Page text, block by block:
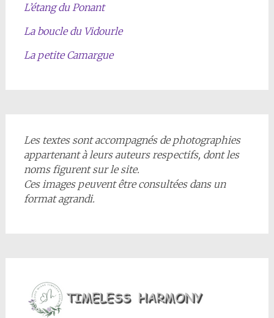
L’étang du Ponant
La boucle du Vidourle
La petite Camargue
Les textes sont accompagnés de photographies
appartenant à leurs auteurs respectifs, dont les
noms figurent sur le site.
Ces images peuvent être consultées dans un
format agrandi.